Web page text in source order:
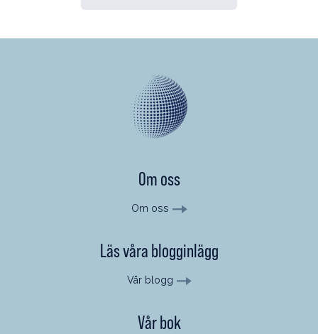
Om oss
Om oss
Läs våra blogginlägg
Vår blogg
Vår bok